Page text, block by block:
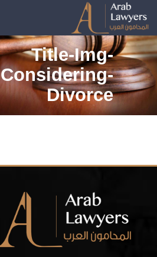
Title-Img-
Considering-
Divorce